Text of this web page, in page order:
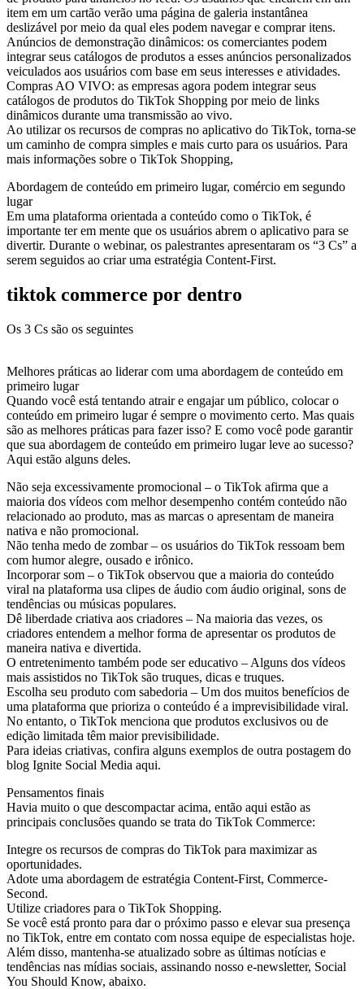
item em um cartão verão uma página de galeria instantânea
deslizável por meio da qual eles podem navegar e comprar itens.
Anúncios de demonstração dinâmicos: os comerciantes podem
integrar seus catálogos de produtos a esses anúncios personalizados
veiculados aos usuários com base em seus interesses e atividades.
Compras AO VIVO: as empresas agora podem integrar seus
catálogos de produtos do TikTok Shopping por meio de links
dinâmicos durante uma transmissão ao vivo.
Ao utilizar os recursos de compras no aplicativo do TikTok, torna-se
um caminho de compra simples e mais curto para os usuários. Para
mais informações sobre o TikTok Shopping,
Abordagem de conteúdo em primeiro lugar, comércio em segundo
lugar
Em uma plataforma orientada a conteúdo como o TikTok, é
importante ter em mente que os usuários abrem o aplicativo para se
divertir. Durante o webinar, os palestrantes apresentaram os “3 Cs” a
serem seguidos ao criar uma estratégia Content-First.
tiktok commerce por dentro
Os 3 Cs são os seguintes
Melhores práticas ao liderar com uma abordagem de conteúdo em
primeiro lugar
Quando você está tentando atrair e engajar um público, colocar o
conteúdo em primeiro lugar é sempre o movimento certo. Mas quais
são as melhores práticas para fazer isso? E como você pode garantir
que sua abordagem de conteúdo em primeiro lugar leve ao sucesso?
Aqui estão alguns deles.
Não seja excessivamente promocional – o TikTok afirma que a
maioria dos vídeos com melhor desempenho contém conteúdo não
relacionado ao produto, mas as marcas o apresentam de maneira
nativa e não promocional.
Não tenha medo de zombar – os usuários do TikTok ressoam bem
com humor alegre, ousado e irônico.
Incorporar som – o TikTok observou que a maioria do conteúdo
viral na plataforma usa clipes de áudio com áudio original, sons de
tendências ou músicas populares.
Dê liberdade criativa aos criadores – Na maioria das vezes, os
criadores entendem a melhor forma de apresentar os produtos de
maneira nativa e divertida.
O entretenimento também pode ser educativo – Alguns dos vídeos
mais assistidos no TikTok são truques, dicas e truques.
Escolha seu produto com sabedoria – Um dos muitos benefícios de
uma plataforma que prioriza o conteúdo é a imprevisibilidade viral.
No entanto, o TikTok menciona que produtos exclusivos ou de
edição limitada têm maior previsibilidade.
Para ideias criativas, confira alguns exemplos de outra postagem do
blog Ignite Social Media aqui.
Pensamentos finais
Havia muito o que descompactar acima, então aqui estão as
principais conclusões quando se trata do TikTok Commerce:
Integre os recursos de compras do TikTok para maximizar as
oportunidades.
Adote uma abordagem de estratégia Content-First, Commerce-
Second.
Utilize criadores para o TikTok Shopping.
Se você está pronto para dar o próximo passo e elevar sua presença
no TikTok, entre em contato com nossa equipe de especialistas hoje.
Além disso, mantenha-se atualizado sobre as últimas notícias e
tendências nas mídias sociais, assinando nosso e-newsletter, Social
You Should Know, abaixo.